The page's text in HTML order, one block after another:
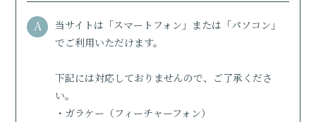
MOVIE
RADIO
A
当サイトは「スマートフォン」または「パソコン」
でご利用いただけます。
下記には対応しておりませんので、ご了承くださ
い。
・ガラケー（フィーチャーフォン）